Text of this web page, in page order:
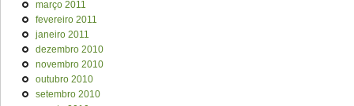
março 2011
fevereiro 2011
janeiro 2011
dezembro 2010
novembro 2010
outubro 2010
setembro 2010